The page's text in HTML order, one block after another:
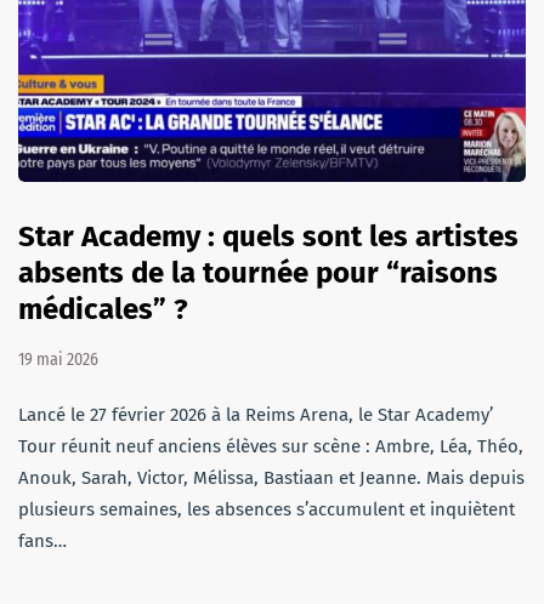
Star Academy : quels sont les artistes
absents de la tournée pour “raisons
médicales” ?
19 mai 2026
Lancé le 27 février 2026 à la Reims Arena, le Star Academy’
Tour réunit neuf anciens élèves sur scène : Ambre, Léa, Théo,
Anouk, Sarah, Victor, Mélissa, Bastiaan et Jeanne. Mais depuis
plusieurs semaines, les absences s’accumulent et inquiètent
fans…